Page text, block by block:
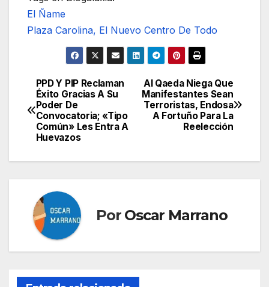
El Ñame
Plaza Carolina, El Nuevo Centro De Todo
Navegación
de
entradas
Al Qaeda Niega Que
Manifestantes Sean
Terroristas, Endosa
A Fortuño Para La
Reelección
PPD Y PIP Reclaman
Éxito Gracias A Su
Poder De
Convocatoria; «Tipo
Común» Les Entra A
Huevazos
Por Oscar Marrano